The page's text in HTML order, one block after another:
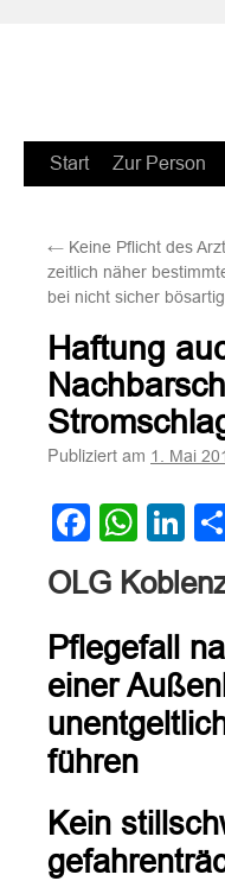
Zum
springen
Start Zur Person
← Keine Pflicht des
zeitlich näher
bei nicht sicher
Haftung
Publiziert am 1. Mai
OLG
Pflegefall
einer
führen
Kein